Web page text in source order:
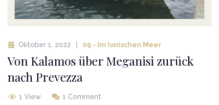
Oktober 1, 2022 09 - Im Ionischen Meer
Von Kalamos über Meganisi zurück
nach Prevezza
1 View 1 Comment